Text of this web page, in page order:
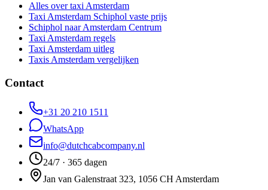
Alles over taxi Amsterdam
Taxi Amsterdam Schiphol vaste prijs
Schiphol naar Amsterdam Centrum
Taxi Amsterdam regels
Taxi Amsterdam uitleg
Taxis Amsterdam vergelijken
Contact
+31 20 210 1511
WhatsApp
info@dutchcabcompany.nl
24/7 · 365 dagen
Jan van Galenstraat 323, 1056 CH Amsterdam